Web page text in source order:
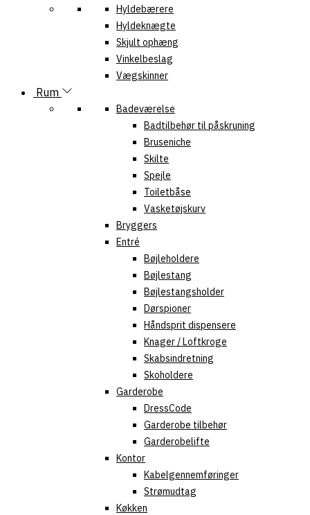
Hyldebærere
Hyldeknægte
Skjult ophæng
Vinkelbeslag
Vægskinner
Rum
Badeværelse
Badtilbehør til påskruning
Bruseniche
Skilte
Spejle
Toiletbåse
Vasketøjskurv
Bryggers
Entré
Bøjleholdere
Bøjlestang
Bøjlestangsholder
Dørspioner
Håndsprit dispensere
Knager / Loftkroge
Skabsindretning
Skoholdere
Garderobe
DressCode
Garderobe tilbehør
Garderobelifte
Kontor
Kabelgennemføringer
Strømudtag
Køkken